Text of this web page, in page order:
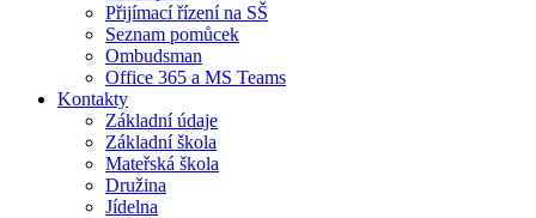
Přijímací řízení na SŠ
Seznam pomůcek
Ombudsman
Office 365 a MS Teams
Kontakty
Základní údaje
Základní škola
Mateřská škola
Družina
Jídelna